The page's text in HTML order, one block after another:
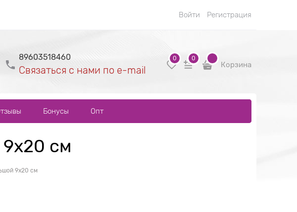
Войти Регистрация
89603518460
Связаться с нами по e-mail
0 0
Корзина
Бонусы Опт
см
9х20 см